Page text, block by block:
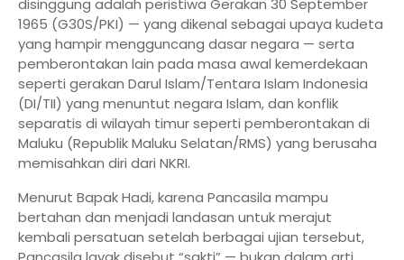
disinggung adalah peristiwa Gerakan 30 September
1965 (G30S/PKI) — yang dikenal sebagai upaya kudeta
yang hampir mengguncang dasar negara — serta
pemberontakan lain pada masa awal kemerdekaan
seperti gerakan Darul Islam/Tentara Islam Indonesia
(DI/TII) yang menuntut negara Islam, dan konflik
separatis di wilayah timur seperti pemberontakan di
Maluku (Republik Maluku Selatan/RMS) yang berusaha
memisahkan diri dari NKRI.
Menurut Bapak Hadi, karena Pancasila mampu
bertahan dan menjadi landasan untuk merajut
kembali persatuan setelah berbagai ujian tersebut,